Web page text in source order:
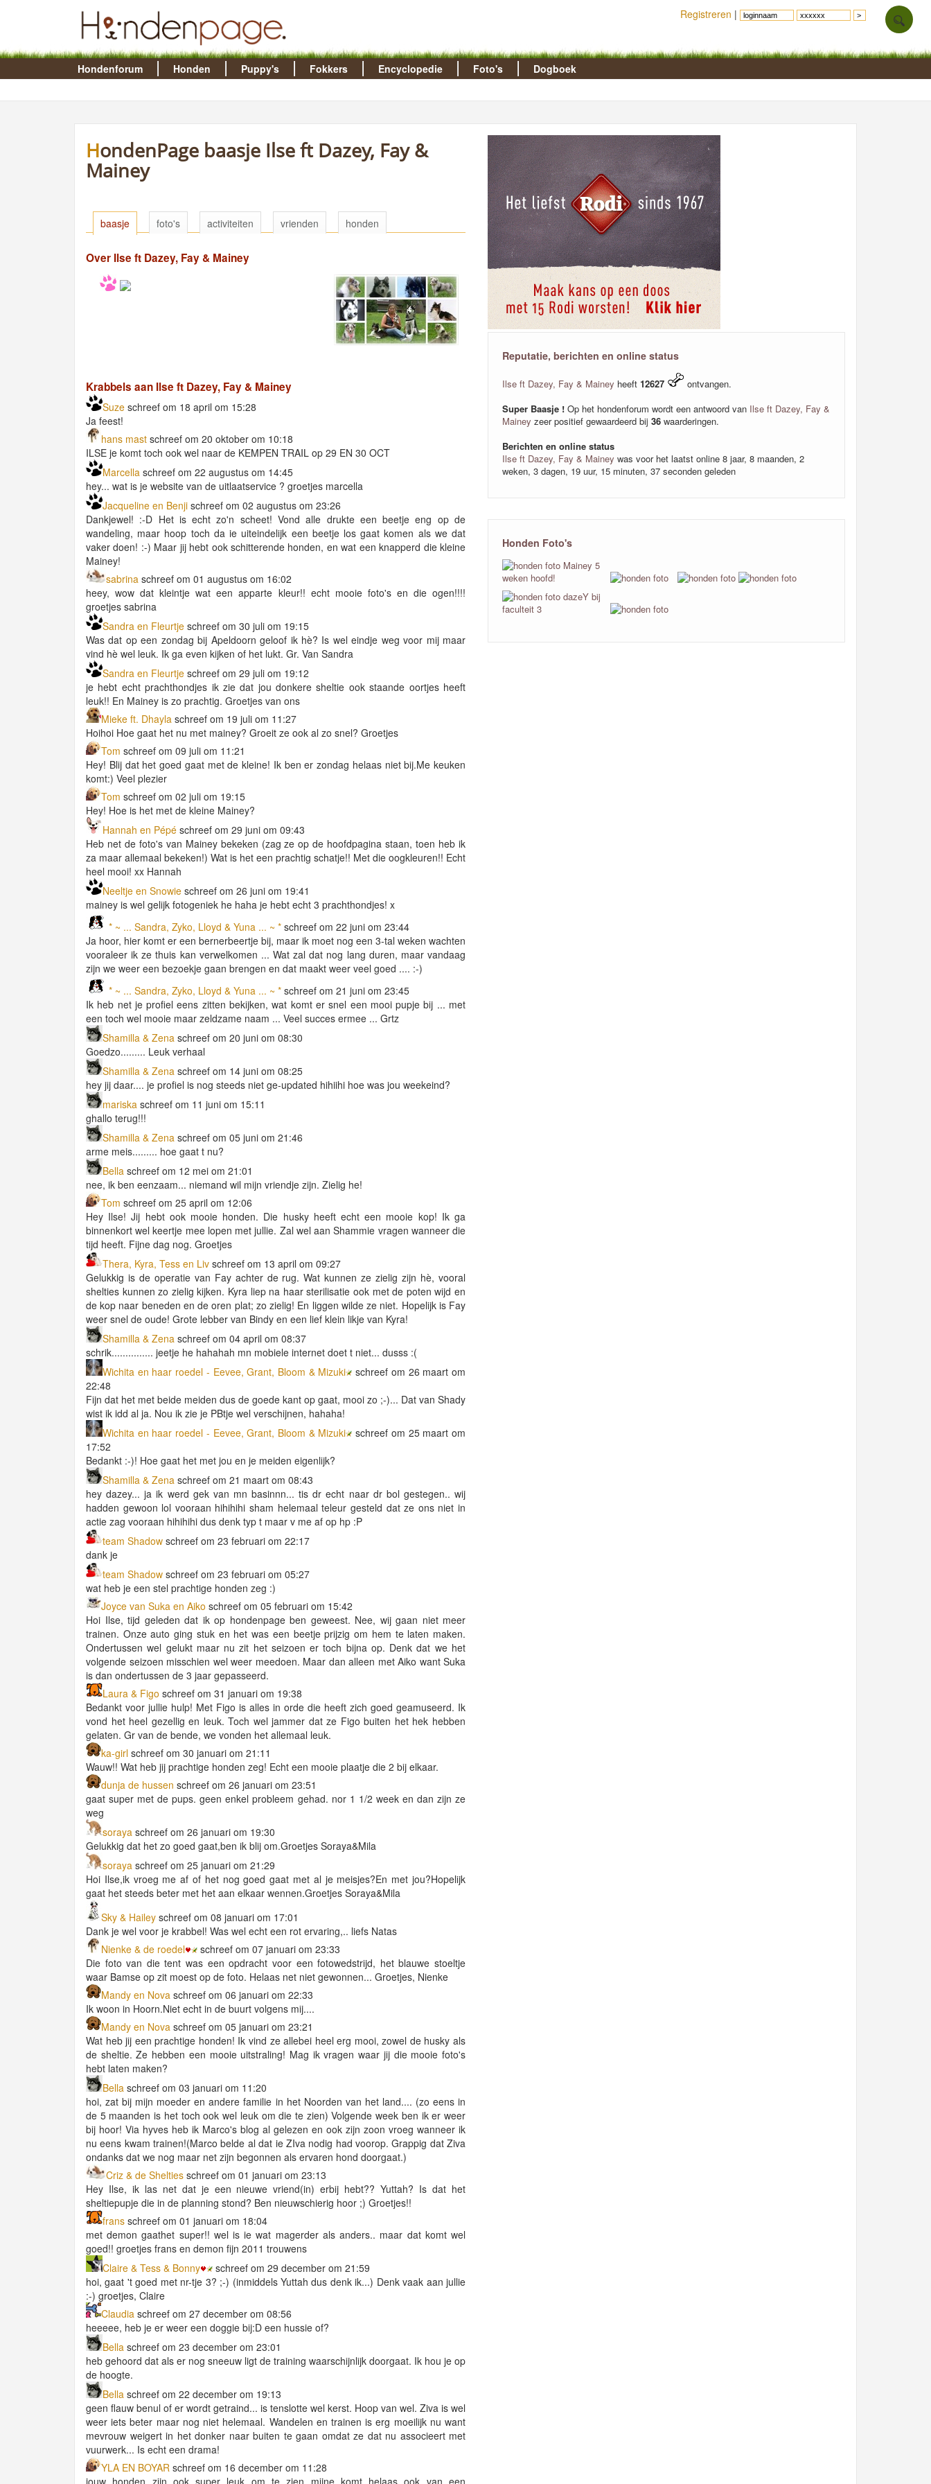
Hondenforum Honden Puppy's Fokkers Encyclopedie Foto's Dogboek
HondenPage baasje Ilse ft Dazey, Fay &
Mainey
baasje foto's activiteiten vrienden honden
Over Ilse ft Dazey, Fay & Mainey
Krabbels aan Ilse ft Dazey, Fay & Mainey
Suze schreef om 18 april om 15:28
Ja feest!
hans mast schreef om 20 oktober om 10:18
ILSE je komt toch ook wel naar de KEMPEN TRAIL op 29 EN 30 OCT
Marcella schreef om 22 augustus om 14:45
hey... wat is je website van de uitlaatservice ? groetjes marcella
Jacqueline en Benji schreef om 02 augustus om 23:26
Dankjewel! :-D Het is echt zo'n scheet! Vond alle drukte een beetje eng op de
wandeling, maar hoop toch da ie uiteindelijk een beetje los gaat komen als we dat
vaker doen! :-) Maar jij hebt ook schitterende honden, en wat een knapperd die kleine
Mainey!
sabrina schreef om 01 augustus om 16:02
heey, wow dat kleintje wat een apparte kleur!! echt mooie foto's en die ogen!!!!
groetjes sabrina
Sandra en Fleurtje schreef om 30 juli om 19:15
Was dat op een zondag bij Apeldoorn geloof ik hè? Is wel eindje weg voor mij maar
vind hè wel leuk. Ik ga even kijken of het lukt. Gr. Van Sandra
Sandra en Fleurtje schreef om 29 juli om 19:12
je hebt echt prachthondjes ik zie dat jou donkere sheltie ook staande oortjes heeft
leuk!! En Mainey is zo prachtig. Groetjes van ons
Mieke ft. Dhayla schreef om 19 juli om 11:27
Hoihoi Hoe gaat het nu met mainey? Groeit ze ook al zo snel? Groetjes
Tom schreef om 09 juli om 11:21
Hey! Blij dat het goed gaat met de kleine! Ik ben er zondag helaas niet bij.Me keuken
komt:) Veel plezier
Tom schreef om 02 juli om 19:15
Hey! Hoe is het met de kleine Mainey?
Hannah en Pépé schreef om 29 juni om 09:43
Heb net de foto's van Mainey bekeken (zag ze op de hoofdpagina staan, toen heb ik
za maar allemaal bekeken!) Wat is het een prachtig schatje!! Met die oogkleuren!! Echt
heel mooi! xx Hannah
Neeltje en Snowie schreef om 26 juni om 19:41
mainey is wel gelijk fotogeniek he haha je hebt echt 3 prachthondjes! x
* ~ ... Sandra, Zyko, Lloyd & Yuna ... ~ * schreef om 22 juni om 23:44
Ja hoor, hier komt er een bernerbeertje bij, maar ik moet nog een 3-tal weken wachten
vooraleer ik ze thuis kan verwelkomen ... Wat zal dat nog lang duren, maar vandaag
zijn we weer een bezoekje gaan brengen en dat maakt weer veel goed .... :-)
* ~ ... Sandra, Zyko, Lloyd & Yuna ... ~ * schreef om 21 juni om 23:45
Ik heb net je profiel eens zitten bekijken, wat komt er snel een mooi pupje bij ... met
een toch wel mooie maar zeldzame naam ... Veel succes ermee ... Grtz
Shamilla & Zena schreef om 20 juni om 08:30
Goedzo......... Leuk verhaal
Shamilla & Zena schreef om 14 juni om 08:25
hey jij daar.... je profiel is nog steeds niet ge-updated hihiihi hoe was jou weekeind?
mariska schreef om 11 juni om 15:11
ghallo terug!!!
Shamilla & Zena schreef om 05 juni om 21:46
arme meis......... hoe gaat t nu?
Bella schreef om 12 mei om 21:01
nee, ik ben eenzaam... niemand wil mijn vriendje zijn. Zielig he!
Tom schreef om 25 april om 12:06
Hey Ilse! Jij hebt ook mooie honden. Die husky heeft echt een mooie kop! Ik ga
binnenkort wel keertje mee lopen met jullie. Zal wel aan Shammie vragen wanneer die
tijd heeft. Fijne dag nog. Groetjes
Thera, Kyra, Tess en Liv schreef om 13 april om 09:27
Gelukkig is de operatie van Fay achter de rug. Wat kunnen ze zielig zijn hè, vooral
shelties kunnen zo zielig kijken. Kyra liep na haar sterilisatie ook met de poten wijd en
de kop naar beneden en de oren plat; zo zielig! En liggen wilde ze niet. Hopelijk is Fay
weer snel de oude! Grote lebber van Bindy en een lief klein likje van Kyra!
Shamilla & Zena schreef om 04 april om 08:37
schrik............... jeetje he hahahah mn mobiele internet doet t niet... dusss :(
Wichita en haar roedel - Eevee, Grant, Bloom & Mizuki
schreef om 26 maart om
22:48
Fijn dat het met beide meiden dus de goede kant op gaat, mooi zo ;-)... Dat van Shady
wist ik idd al ja. Nou ik zie je PBtje wel verschijnen, hahaha!
Wichita en haar roedel - Eevee, Grant, Bloom & Mizuki
schreef om 25 maart om
17:52
Bedankt :-)! Hoe gaat het met jou en je meiden eigenlijk?
Shamilla & Zena schreef om 21 maart om 08:43
hey dazey... ja ik werd gek van mn basinnn... tis dr echt naar dr bol gestegen.. wij
hadden gewoon lol vooraan hihihihi sham helemaal teleur gesteld dat ze ons niet in
actie zag vooraan hihihihi dus denk typ t maar v me af op hp :P
team Shadow schreef om 23 februari om 22:17
dank je
team Shadow schreef om 23 februari om 05:27
wat heb je een stel prachtige honden zeg :)
Joyce van Suka en Aiko schreef om 05 februari om 15:42
Hoi Ilse, tijd geleden dat ik op hondenpage ben geweest. Nee, wij gaan niet meer
trainen. Onze auto ging stuk en het was een beetje prijzig om hem te laten maken.
Ondertussen wel gelukt maar nu zit het seizoen er toch bijna op. Denk dat we het
volgende seizoen misschien wel weer meedoen. Maar dan alleen met Aiko want Suka
is dan ondertussen de 3 jaar gepasseerd.
Laura & Figo schreef om 31 januari om 19:38
Bedankt voor jullie hulp! Met Figo is alles in orde die heeft zich goed geamuseerd. Ik
vond het heel gezellig en leuk. Toch wel jammer dat ze Figo buiten het hek hebben
gelaten. Gr van de bende, we vonden het allemaal leuk.
ka-girl schreef om 30 januari om 21:11
Wauw!! Wat heb jij prachtige honden zeg! Echt een mooie plaatje die 2 bij elkaar.
dunja de hussen schreef om 26 januari om 23:51
gaat super met de pups. geen enkel probleem gehad. nor 1 1/2 week en dan zijn ze
weg
soraya schreef om 26 januari om 19:30
Gelukkig dat het zo goed gaat,ben ik blij om.Groetjes Soraya&Mila
soraya schreef om 25 januari om 21:29
Hoi Ilse,ik vroeg me af of het nog goed gaat met al je meisjes?En met jou?Hopelijk
gaat het steeds beter met het aan elkaar wennen.Groetjes Soraya&Mila
Sky & Hailey schreef om 08 januari om 17:01
Dank je wel voor je krabbel! Was wel echt een rot ervaring,.. liefs Natas
Nienke & de roedel
schreef om 07 januari om 23:33
Die foto van die tent was een opdracht voor een fotowedstrijd, het blauwe stoeltje
waar Bamse op zit moest op de foto. Helaas net niet gewonnen... Groetjes, Nienke
Mandy en Nova schreef om 06 januari om 22:33
Ik woon in Hoorn.Niet echt in de buurt volgens mij....
Mandy en Nova schreef om 05 januari om 23:21
Wat heb jij een prachtige honden! Ik vind ze allebei heel erg mooi, zowel de husky als
de sheltie. Ze hebben een mooie uitstraling! Mag ik vragen waar jij die mooie foto's
hebt laten maken?
Bella schreef om 03 januari om 11:20
hoi, zat bij mijn moeder en andere familie in het Noorden van het land.... (zo eens in
de 5 maanden is het toch ook wel leuk om die te zien) Volgende week ben ik er weer
bij hoor! Via hyves heb ik Marco's blog al gelezen en ook zijn zoon vroeg wanneer ik
nu eens kwam trainen!(Marco belde al dat ie ZIva nodig had voorop. Grappig dat Ziva
ondanks dat we nog maar net zijn begonnen als ervaren hond doorgaat.)
Criz & de Shelties schreef om 01 januari om 23:13
Hey Ilse, ik las net dat je een nieuwe vriend(in) erbij hebt?? Yuttah? Is dat het
sheltiepupje die in de planning stond? Ben nieuwschierig hoor ;) Groetjes!!
frans schreef om 01 januari om 18:04
met demon gaathet super!! wel is ie wat magerder als anders.. maar dat komt wel
goed!! groetjes frans en demon fijn 2011 trouwens
Claire & Tess & Bonny
schreef om 29 december om 21:59
hoi, gaat 't goed met nr-tje 3? ;-) (inmiddels Yuttah dus denk ik...) Denk vaak aan jullie
:-) groetjes, Claire
Claudia schreef om 27 december om 08:56
heeeee, heb je er weer een doggie bij:D een hussie of?
Bella schreef om 23 december om 23:01
heb gehoord dat als er nog sneeuw ligt de training waarschijnlijk doorgaat. Ik hou je op
de hoogte.
Bella schreef om 22 december om 19:13
geen flauw benul of er wordt getraind... is tenslotte wel kerst. Hoop van wel. Ziva is wel
weer iets beter maar nog niet helemaal. Wandelen en trainen is erg moeilijk nu want
mevrouw weigert in het donker naar buiten te gaan omdat ze dat nu associeert met
vuurwerk... Is echt een drama!
YLA EN BOYAR schreef om 16 december om 11:28
jouw honden zijn ook super leuk om te zien mijne komt helaas ook van een
Reputatie, berichten en online status
Ilse ft Dazey, Fay & Mainey heeft 12627
ontvangen.
Super Baasje ! Op het hondenforum wordt een antwoord van Ilse ft Dazey, Fay &
Mainey zeer positief gewaardeerd bij 36 waarderingen.
Berichten en online status
Ilse ft Dazey, Fay & Mainey was voor het laatst online 8 jaar, 8 maanden, 2
weken, 3 dagen, 19 uur, 15 minuten, 37 seconden geleden
Honden Foto's
Registreren |